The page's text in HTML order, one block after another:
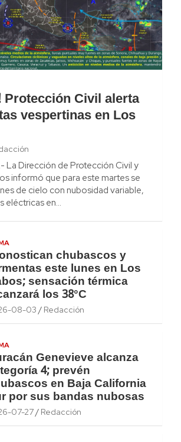
Protección Civil alerta
vespertinas en Los
La Dirección de Protección Civil y
informó que para este martes se
de cielo con nubosidad variable,
eléctricas en…
chubascos y
este lunes en Los
sensación térmica
los 38°C
08-03 Redacción
Genevieve alcanza
4; prevén
en Baja California
por sus bandas nubosas
07-27 Redacción